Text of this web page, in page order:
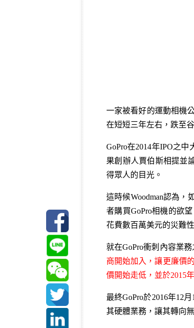
一家被看好的運動相機
在短短三年左右，跌至
GoPro在2014年IPO之
果創辦人賈伯斯相提並
得眾人的目光。
這時候Woodman認為，
者購買GoPro相機的欲
花費數百萬美元的災難
就在GoPro衝刺內容業
商開始加入，讓更廉價
價開始走低，並於2015
最終GoPro於2016年12
其硬體業務，讓其轉向